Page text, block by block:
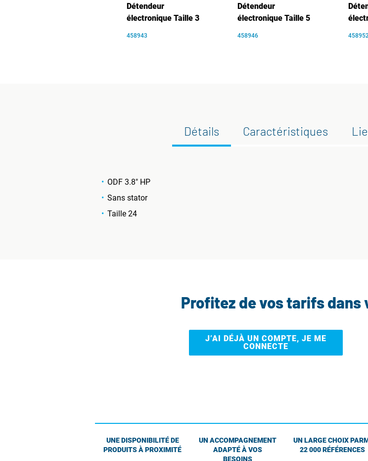
Détendeur
électronique Taille 3
458943
Détendeur
électronique Taille 5
458946
Détails Caractéristiques
ODF 3.8" HP
Sans stator
Taille 24
Profitez de vos tarifs dans
J’AI DÉJÀ UN COMPTE, JE ME
CONNECTE
UNE DISPONIBILITÉ DE
PRODUITS À PROXIMITÉ
UN ACCOMPAGNEMENT
ADAPTÉ À VOS
BESOINS
UN LARGE CHOIX
22 000 RÉFÉRENCES